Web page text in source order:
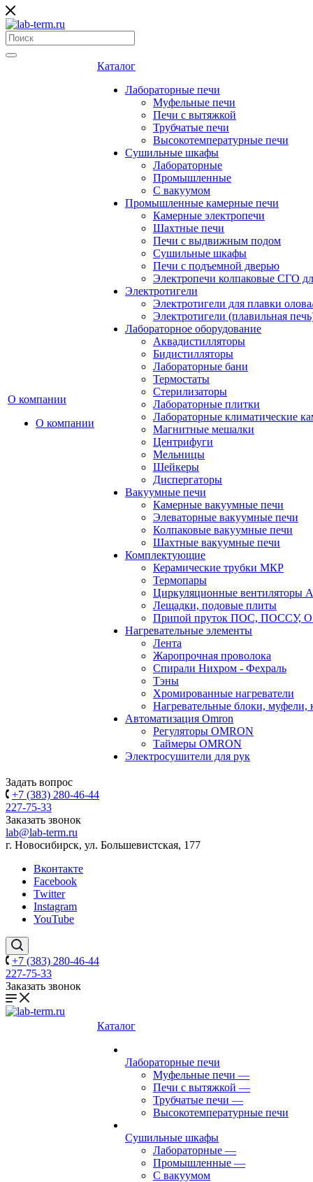
О компании
О компании
Каталог
Лабораторные печи
Муфельные печи
Печи с вытяжкой
Трубчатые печи
Высокотемпературные печи
Сушильные шкафы
Лабораторные
Промышленные
С вакуумом
Промышленные камерные печи
Камерные электропечи
Шахтные печи
Печи с выдвижным подом
Сушильные шкафы
Печи с подъемной дверью
Электропечи колпаковые СГО
Электротигели
Электротигели для плавки
Электротигели (плавильная
Лабораторное оборудование
Аквадистилляторы
Бидистилляторы
Лабораторные бани
Термостаты
Стерилизаторы
Лабораторные плитки
Лабораторные климатические
Магнитные мешалки
Центрифуги
Мельницы
Шейкеры
Диспергаторы
Вакуумные печи
Камерные вакуумные печи
Элеваторные вакуумные печи
Колпаковые вакуумные печи
Шахтные вакуумные печи
Комплектующие
Керамические трубки МКР
Термопары
Циркуляционные вентиляторы
Лещадки, подовые плиты
Припой пруток ПОС, ПОССУ,
Нагревательные элементы
Лента
Жаропрочная проволока
Спирали Нихром - Фехраль
Тэны
Хромированные нагреватели
Нагревательные блоки, муфели,
Автоматизация Omron
Регуляторы OMRON
Таймеры OMRON
Электросушители для рук
Задать вопрос
+7 (383) 280-46-44
227-75-33
Заказать звонок
lab@lab-term.ru
г. Новосибирск, ул. Большевистская, 177
Вконтакте
Facebook
Twitter
Instagram
YouTube
+7 (383) 280-46-44
227-75-33
Заказать звонок
Каталог
Лабораторные печи
Муфельные печи —
Печи с вытяжкой —
Трубчатые печи —
Высокотемпературные печи
Сушильные шкафы
Лабораторные —
Промышленные —
С вакуумом